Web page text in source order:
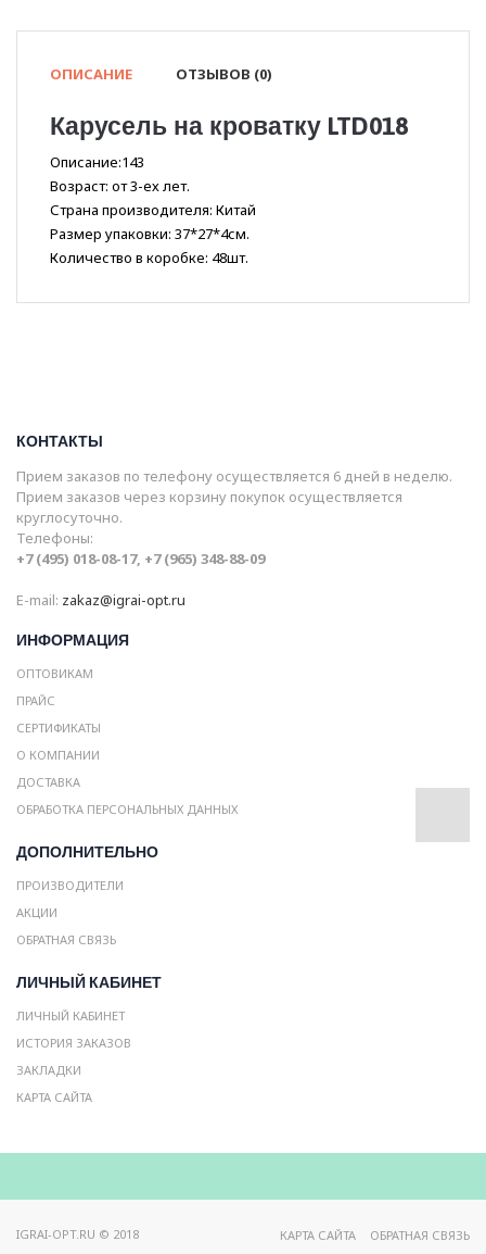
ОПИСАНИЕ ОТЗЫВОВ (0)
Карусель на кроватку LTD018
Описание:143
Возраст: от 3-ех лет.
Страна производителя: Китай
Размер упаковки: 37*27*4см.
Количество в коробке: 48шт.
КОНТАКТЫ
Прием заказов по телефону осуществляется 6 дней в неделю.
Прием заказов через корзину покупок осуществляется
круглосуточно.
Телефоны:
+7 (495) 018-08-17, +7 (965) 348-88-09
E-mail: zakaz@igrai-opt.ru
ИНФОРМАЦИЯ
ОПТОВИКАМ
ПРАЙС
СЕРТИФИКАТЫ
О КОМПАНИИ
ДОСТАВКА
ОБРАБОТКА ПЕРСОНАЛЬНЫХ ДАННЫХ
ДОПОЛНИТЕЛЬНО
ПРОИЗВОДИТЕЛИ
АКЦИИ
ОБРАТНАЯ СВЯЗЬ
ЛИЧНЫЙ КАБИНЕТ
ЛИЧНЫЙ КАБИНЕТ
ИСТОРИЯ ЗАКАЗОВ
ЗАКЛАДКИ
КАРТА САЙТА
IGRAI-OPT.RU © 2018 КАРТА САЙТА ОБРАТНАЯ СВЯЗЬ